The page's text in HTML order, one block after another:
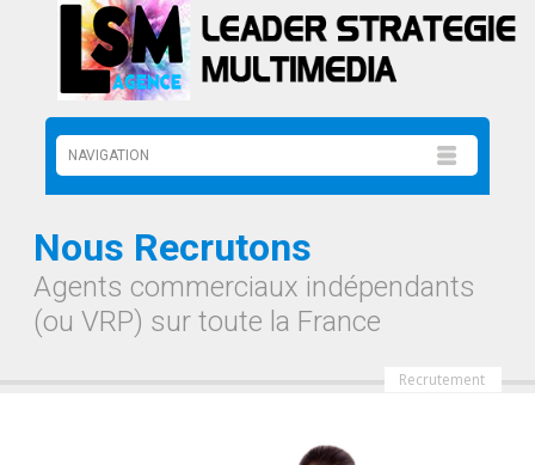
Nous Recrutons
Agents commerciaux indépendants
(ou VRP) sur toute la France
Recrutement